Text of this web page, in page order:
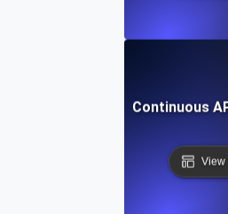
Automation for Continuous
View